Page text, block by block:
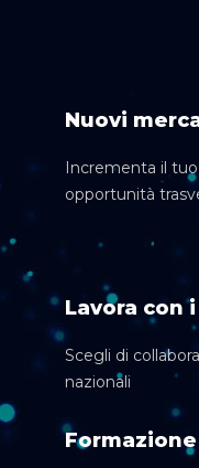
Nuovi
Incrementa il
opportunità
Lavora con
Scegli di
nazionali
Formazione